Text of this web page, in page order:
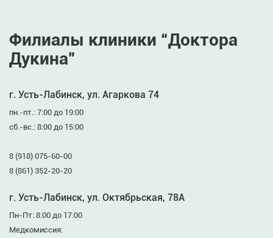
Филиалы клиники “Доктора
Дукина”
г. Усть-Лабинск, ул. Агаркова 74
пн.-пт.: 7:00 до 19:00
сб.-вс.: 8:00 до 15:00
8 (918) 075-60-00
8 (861) 352-20-20
г. Усть-Лабинск, ул. Октябрьская, 78А
Пн-Пт: 8:00 до 17:00
Медкомиссия: